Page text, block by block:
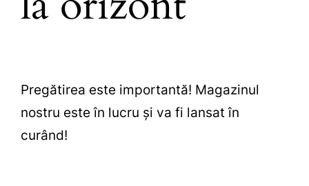
Pregătirea este importantă! Magazinul
nostru este în lucru și va fi lansat în
curând!